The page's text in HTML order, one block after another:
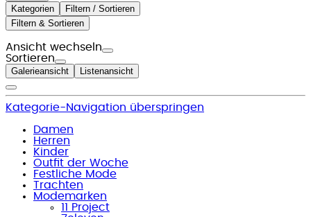
Kategorien
Filtern / Sortieren
Filtern & Sortieren
Ansicht wechseln
Sortieren
Galerieansicht Listenansicht
Kategorie-Navigation überspringen
Damen
Herren
Kinder
Outfit der Woche
Festliche Mode
Trachten
Modemarken
11 Project